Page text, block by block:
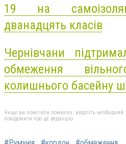
19 на
дванадцять класів
Чернівчани
обмеження
колишнього басейну
Якщо ви помітили помилку, виділіть необхідний
повідомити про це редакцію